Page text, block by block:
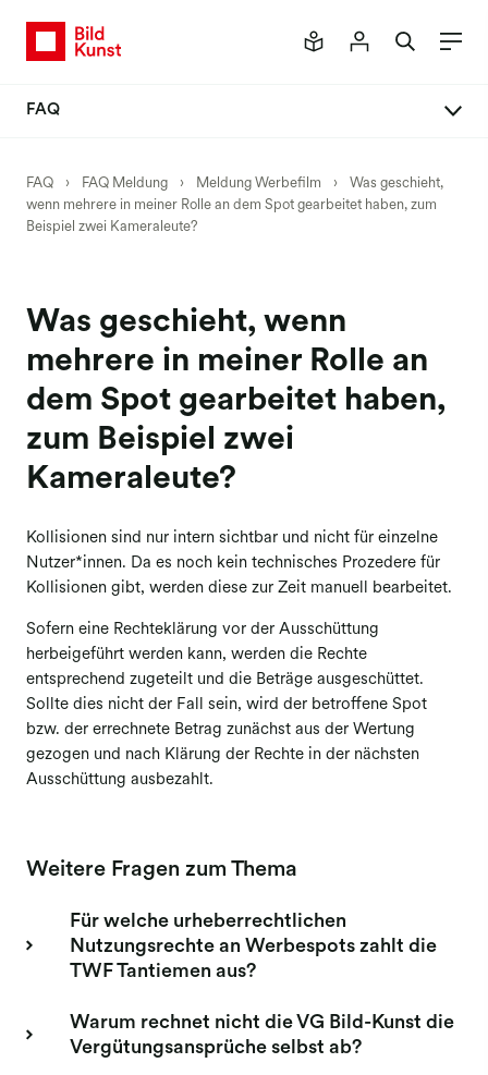
FAQ
Neues Mitgliederportal
Meldung Einzelbilder
Meldung Honorar
Meldung Werkpräsentationen
Meldung Kunst am Bau
Meldung Social Media
Meldung Buchverlage
Meldung Werbefilm
FAQ › FAQ Meldung › Meldung Werbefilm ›
Was geschieht,
wenn mehrere in meiner Rolle an dem Spot gearbeitet haben, zum
Beispiel zwei Kameraleute?
Was geschieht, wenn
mehrere in meiner Rolle an
dem Spot gearbeitet haben,
zum Beispiel zwei
Kameraleute?
Kollisionen sind nur intern sichtbar und nicht für einzelne
Nutzer*innen. Da es noch kein technisches Prozedere für
Kollisionen gibt, werden diese zur Zeit manuell bearbeitet.
Sofern eine Rechteklärung vor der Ausschüttung
herbeigeführt werden kann, werden die Rechte
entsprechend zugeteilt und die Beträge ausgeschüttet.
Sollte dies nicht der Fall sein, wird der betroffene Spot
bzw. der errechnete Betrag zunächst aus der Wertung
gezogen und nach Klärung der Rechte in der nächsten
Ausschüttung ausbezahlt.
Weitere Fragen zum Thema
Für welche urheberrechtlichen
Nutzungsrechte an Werbespots zahlt die
TWF Tantiemen aus?
Warum rechnet nicht die VG Bild-Kunst die
Vergütungsansprüche selbst ab?